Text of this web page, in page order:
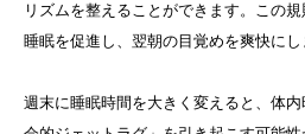
リズムを整えることができます。この
睡眠を促進し、翌朝の目覚めを爽快にし
週末に睡眠時間を大きく変えると、体